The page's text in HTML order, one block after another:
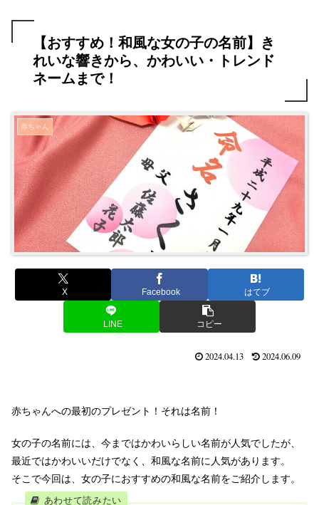
【おすすめ！和風な女の子の名前】き
れいな響きから、かわいい・トレンド
ネームまで！
赤ちゃん
X Facebook はてブ
LINE コピー
2024.04.13 2024.06.09
赤ちゃんへの最初のプレゼント！それは名前！
女の子の名前には、今まではかわいらしい名前が人気でしたが、
最近ではかわいいだけでなく、和風な名前に人気があります。
そこで今回は、女の子におすすめの和風な名前をご紹介します。